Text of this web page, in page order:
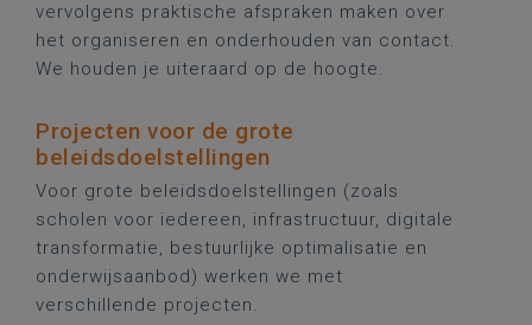
vervolgens praktische afspraken maken over
het organiseren en onderhouden van contact.
We houden je uiteraard op de hoogte.
Projecten voor de grote
beleidsdoelstellingen
Voor grote beleidsdoelstellingen (zoals
scholen voor iedereen, infrastructuur, digitale
transformatie, bestuurlijke optimalisatie en
onderwijsaanbod) werken we met
verschillende projecten.